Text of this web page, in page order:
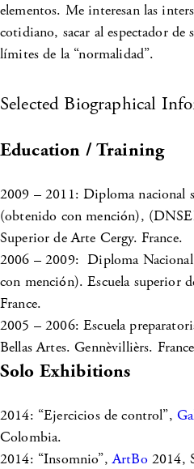
elementos. Me interesan las
cotidiano, sacar al espectador
límites de la “normalidad”.
Selected Biographical
Education / Training
2009 – 2011: Diploma nacional
(obtenido con mención),
Superior de Arte Cergy. France.
2006 – 2009: Diploma
con mención). Escuela superior
France.
2005 – 2006: Escuela
Bellas Artes. Gennèvillièrs.
Solo Exhibitions
2014: “Ejercicios de control”,
Colombia.
2014: “Insomnio”,ArtBo2014,